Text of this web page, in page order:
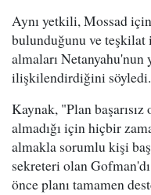
Aynı yetkili, Mossad
bulunduğunu ve
almaları
ilişkilendirdiğini söyledi.
Kaynak, "Plan başarısız
almadığı için hiçbir
almakla sorumlu kişi
sekreteri olan
önce planı tamamen